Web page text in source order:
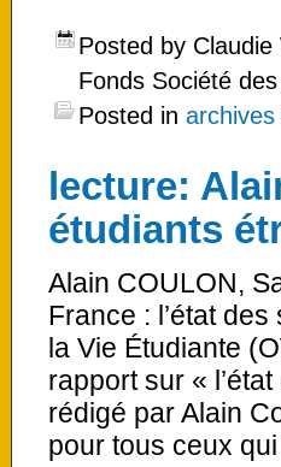
Posted by Claudie
Fonds Société
Posted in
lecture:
étudiants
Alain COULON,
France : l’état
la Vie Étudiante
rapport sur «
rédigé par Alain
pour tous ceux